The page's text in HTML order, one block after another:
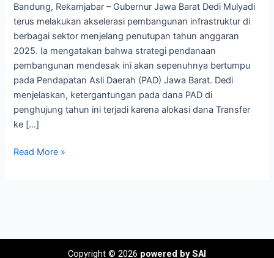
Bandung, Rekamjabar – Gubernur Jawa Barat Dedi Mulyadi
terus melakukan akselerasi pembangunan infrastruktur di
berbagai sektor menjelang penutupan tahun anggaran
2025. Ia mengatakan bahwa strategi pendanaan
pembangunan mendesak ini akan sepenuhnya bertumpu
pada Pendapatan Asli Daerah (PAD) Jawa Barat. Dedi
menjelaskan, ketergantungan pada dana PAD di
penghujung tahun ini terjadi karena alokasi dana Transfer
ke […]
Akhir
Tahun,
Fokus
Jalan
dan
Sungai
Read More »
Copyright © 2026 powered by SAI